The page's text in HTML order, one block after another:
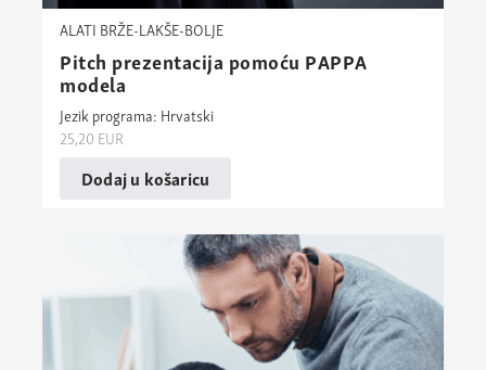
ALATI BRŽE-LAKŠE-BOLJE
Pitch prezentacija pomoću PAPPA
modela
Jezik programa: Hrvatski
25,20 EUR
Dodaj u košaricu